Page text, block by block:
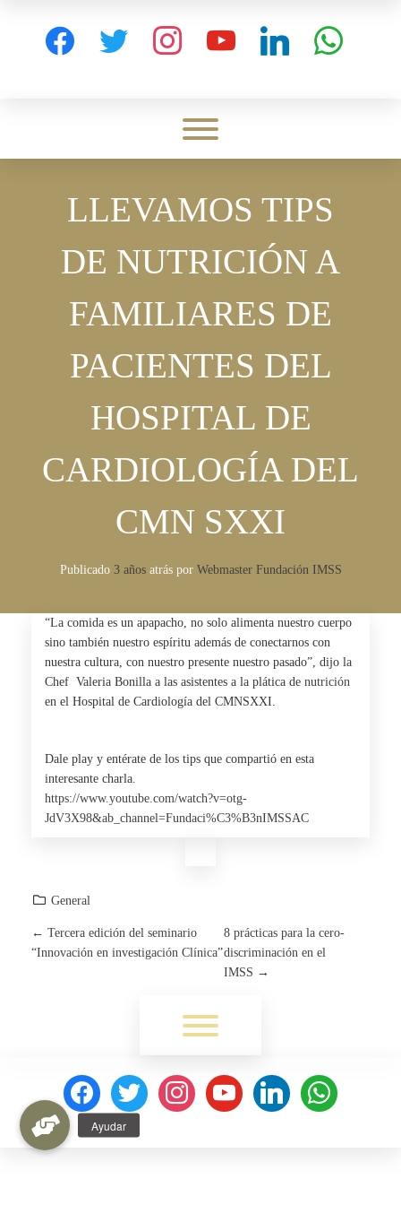
facebook twitter instagram youtube linkedin whatsapp
Toggle menu visibility.
LLEVAMOS TIPS
DE NUTRICIÓN A
FAMILIARES DE
PACIENTES DEL
HOSPITAL DE
CARDIOLOGÍA DEL
CMN SXXI
Publicado 3 añosatrás por Webmaster Fundación IMSS
“La comida es un apapacho, no solo alimenta nuestro cuerpo
sino también nuestro espíritu además de conectarnos con
nuestra cultura, con nuestro presente nuestro pasado”, dijo la
Chef Valeria Bonilla a las asistentes a la plática de nutrición
en el Hospital de Cardiología del CMNSXXI.
Dale play y entérate de los tips que compartió en esta
interesante charla.
https://www.youtube.com/watch?v=otg-
JdV3X98&ab_channel=Fundaci%C3%B3nIMSSAC
General
P
N
A
← Tercera edición del seminario
“Innovación en investigación Clínica”
8 prácticas para la cero-
discriminación en el
IMSS →
facebook twitter instagram youtube linkedin whatsapp